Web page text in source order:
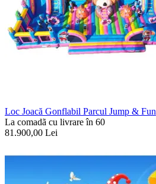
Loc Joacă Gonflabil Parcul Jump & Fun
La comadã cu livrare în 60
81.900,00 Lei